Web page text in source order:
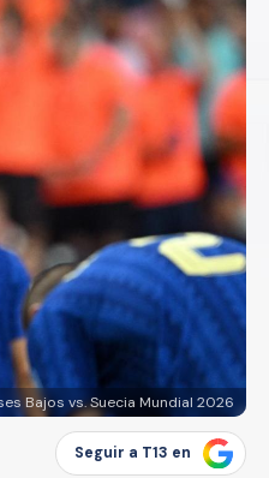
Bajos vs. Suecia Mundial 2026
Seguir a T13 en